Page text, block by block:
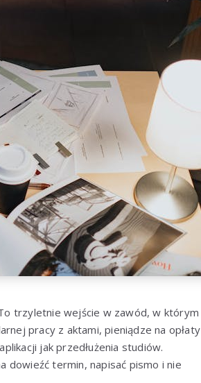
trzyletnie wejście w zawód, w którym
pracy z aktami, pieniądze na opłaty
jak przedłużenia studiów.
dowieźć termin, napisać pismo i nie